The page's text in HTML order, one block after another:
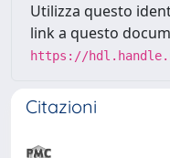
Utilizza questo
link a questo
https://
Citazioni